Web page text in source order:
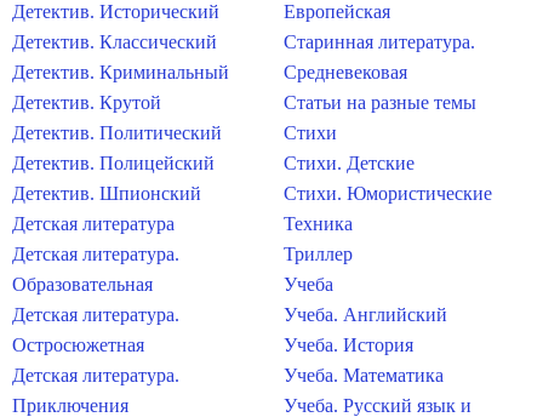
Детектив. Исторический
Детектив. Классический
Детектив. Криминальный
Детектив. Крутой
Детектив. Политический
Детектив. Полицейский
Детектив. Шпионский
Детская литература
Детская литература.
Образовательная
Детская литература.
Остросюжетная
Детская литература.
Приключения
Европейская
Старинная литература.
Средневековая
Статьи на разные темы
Стихи
Стихи. Детские
Стихи. Юмористические
Техника
Триллер
Учеба
Учеба. Английский
Учеба. История
Учеба. Математика
Учеба. Русский язык и